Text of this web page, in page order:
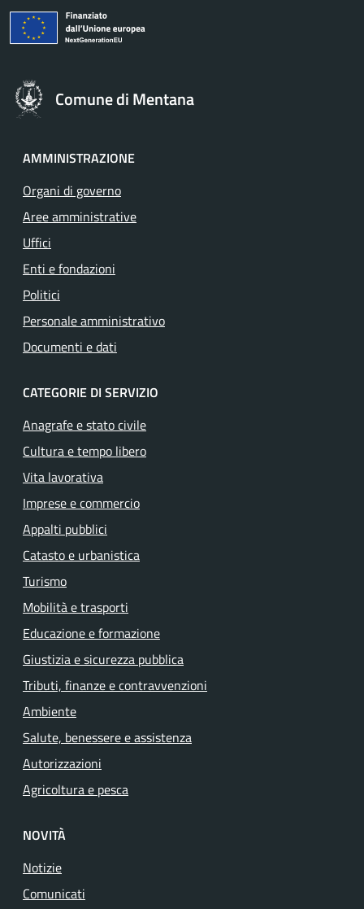
Comune di Mentana
AMMINISTRAZIONE
Organi di governo
Aree amministrative
Uffici
Enti e fondazioni
Politici
Personale amministrativo
Documenti e dati
CATEGORIE DI SERVIZIO
Anagrafe e stato civile
Cultura e tempo libero
Vita lavorativa
Imprese e commercio
Appalti pubblici
Catasto e urbanistica
Turismo
Mobilità e trasporti
Educazione e formazione
Giustizia e sicurezza pubblica
Tributi, finanze e contravvenzioni
Ambiente
Salute, benessere e assistenza
Autorizzazioni
Agricoltura e pesca
NOVITÀ
Notizie
Comunicati